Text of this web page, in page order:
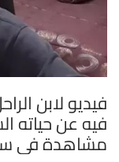
فيديو لابن
فيه عن حياته
مشاهدة في